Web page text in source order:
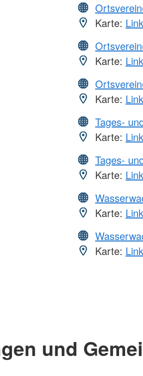
Karte:
Karte:
Karte:
Tages-
Karte:
Tages-
Karte:
Karte:
Karte:
und